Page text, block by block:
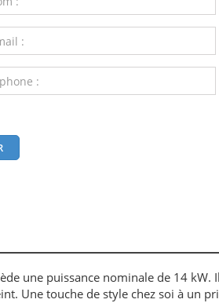
une puissance nominale de 14 kW.
Une touche de style chez soi à un